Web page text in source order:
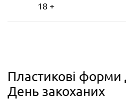
18 +
Пластикові
День закоханих